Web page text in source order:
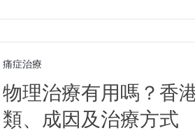
物理治療有用嗎？香
類、成因及治療方式
痛症治療